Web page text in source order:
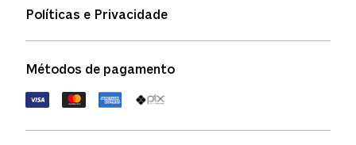
Status de pedidos
Política de garantia
FAQs
Políticas e Privacidade
Política de devolução
Termos de uso
Métodos de pagamento